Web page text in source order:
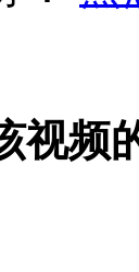
京 热队对阵快
视频